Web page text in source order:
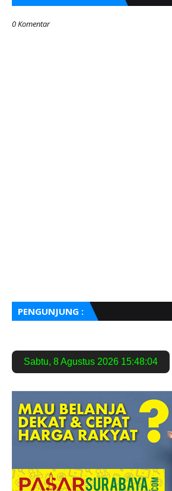
0 Komentar
PENGUNJUNG :
Sabtu, 8 Agustus 2026 15:48:05